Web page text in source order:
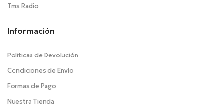
Tms Radio
Información
Politicas de Devolución
Condiciones de Envío
Formas de Pago
Nuestra Tienda